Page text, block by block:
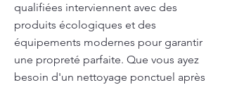
qualifiées interviennent avec des
produits écologiques et des
équipements modernes pour garantir
une propreté parfaite. Que vous ayez
besoin d'un nettoyage ponctuel après